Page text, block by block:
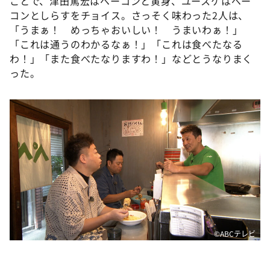
コンとしらすをチョイス。さっそく味わった2人は、
「うまぁ！ めっちゃおいしい！ うまいわぁ！」
「これは通うのわかるなぁ！」「これは食べたなる
わ！」「また食べたなりますわ！」などとうなりまく
った。
©️ABCテレビ